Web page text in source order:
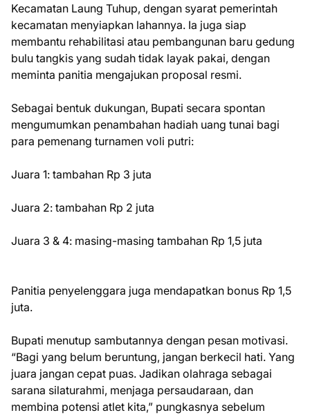
Kecamatan Laung Tuhup, dengan syarat pemerintah
kecamatan menyiapkan lahannya. Ia juga siap
membantu rehabilitasi atau pembangunan baru gedung
bulu tangkis yang sudah tidak layak pakai, dengan
meminta panitia mengajukan proposal resmi.
Sebagai bentuk dukungan, Bupati secara spontan
mengumumkan penambahan hadiah uang tunai bagi
para pemenang turnamen voli putri:
Juara 1: tambahan Rp 3 juta
Juara 2: tambahan Rp 2 juta
Juara 3 & 4: masing-masing tambahan Rp 1,5 juta
Panitia penyelenggara juga mendapatkan bonus Rp 1,5
juta.
Bupati menutup sambutannya dengan pesan motivasi.
“Bagi yang belum beruntung, jangan berkecil hati. Yang
juara jangan cepat puas. Jadikan olahraga sebagai
sarana silaturahmi, menjaga persaudaraan, dan
membina potensi atlet kita,” pungkasnya sebelum